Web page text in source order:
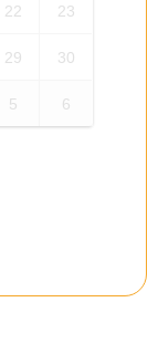
22 23
29 30
5 6